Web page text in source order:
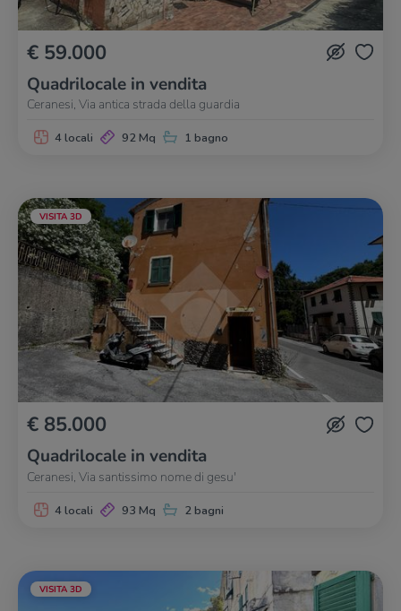
€ 59.000
Quadrilocale in vendita
Ceranesi, Via antica strada della guardia
4 locali 92 Mq 1 bagno
VISITA 3D
€ 85.000
Quadrilocale in vendita
Ceranesi, Via santissimo nome di gesu'
4 locali 93 Mq 2 bagni
VISITA 3D